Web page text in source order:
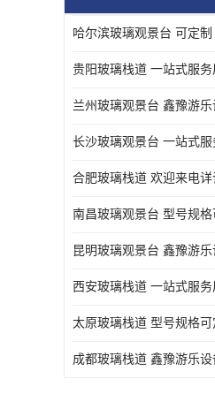
哈尔滨玻璃观景台 可定制
贵阳玻璃栈道 一站式服务
兰州玻璃观景台 鑫豫游乐
合肥玻璃栈道 欢迎来电详
昆明玻璃观景台 鑫豫游乐
西安玻璃栈道 一站式服务
太原玻璃栈道 型号规格可
成都玻璃栈道 鑫豫游乐设